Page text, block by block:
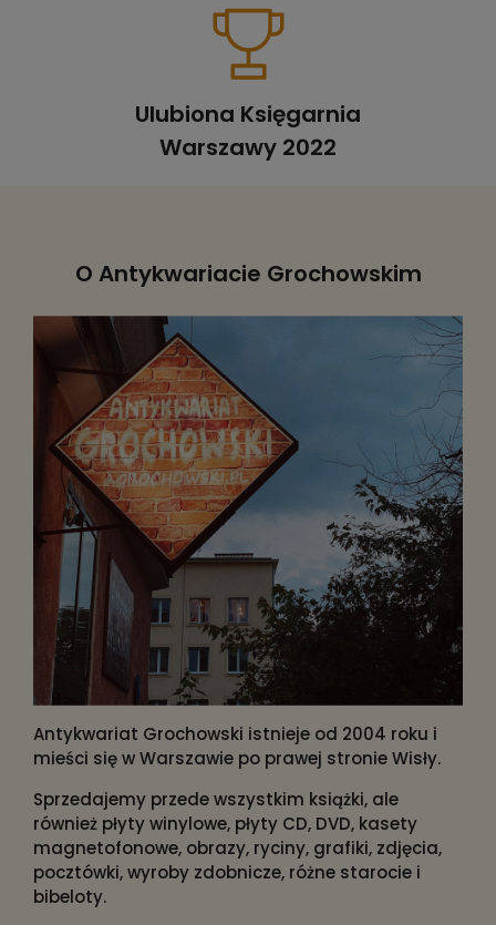
Ulubiona Księgarnia
Warszawy 2022
O Antykwariacie Grochowskim
Antykwariat Grochowski istnieje od 2004 roku i
mieści się w Warszawie po prawej stronie Wisły.
Sprzedajemy przede wszystkim książki, ale
również płyty winylowe, płyty CD, DVD, kasety
magnetofonowe, obrazy, ryciny, grafiki, zdjęcia,
pocztówki, wyroby zdobnicze, różne starocie i
bibeloty.